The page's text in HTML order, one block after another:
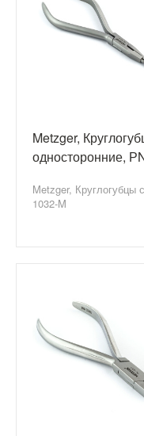
Metzger,
односторонние,
Metzger, Круглогубцы
1032-M